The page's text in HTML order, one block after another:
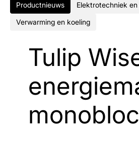
Productnieuws Elektrotechniek
Verwarming en koeling
Tulip